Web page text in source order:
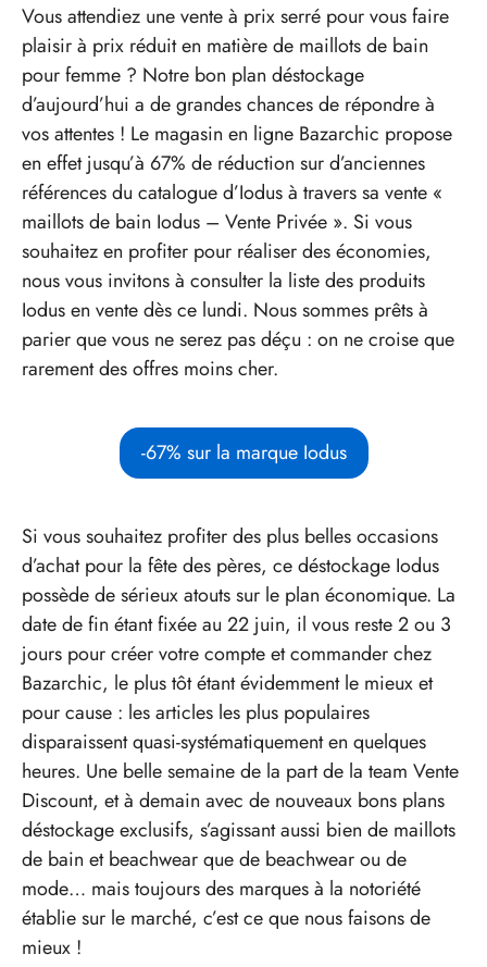
Vous attendiez une vente à prix serré pour vous faire
plaisir à prix réduit en matière de maillots de bain
pour femme ? Notre bon plan déstockage
d’aujourd’hui a de grandes chances de répondre à
vos attentes ! Le magasin en ligne Bazarchic propose
en effet jusqu’à 67% de réduction sur d’anciennes
références du catalogue d’Iodus à travers sa vente «
maillots de bain Iodus – Vente Privée ». Si vous
souhaitez en profiter pour réaliser des économies,
nous vous invitons à consulter la liste des produits
Iodus en vente dès ce lundi. Nous sommes prêts à
parier que vous ne serez pas déçu : on ne croise que
rarement des offres moins cher.
-67% sur la marque Iodus
Si vous souhaitez profiter des plus belles occasions
d’achat pour la fête des pères, ce déstockage Iodus
possède de sérieux atouts sur le plan économique. La
date de fin étant fixée au 22 juin, il vous reste 2 ou 3
jours pour créer votre compte et commander chez
Bazarchic, le plus tôt étant évidemment le mieux et
pour cause : les articles les plus populaires
disparaissent quasi-systématiquement en quelques
heures. Une belle semaine de la part de la team Vente
Discount, et à demain avec de nouveaux bons plans
déstockage exclusifs, s’agissant aussi bien de maillots
de bain et beachwear que de beachwear ou de
mode… mais toujours des marques à la notoriété
établie sur le marché, c’est ce que nous faisons de
mieux !